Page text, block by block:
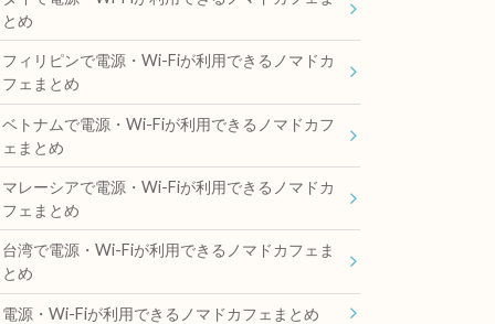
とめ
フィリピンで電源・Wi-Fiが利用できるノマドカ
フェまとめ
ベトナムで電源・Wi-Fiが利用できるノマドカフ
ェまとめ
マレーシアで電源・Wi-Fiが利用できるノマドカ
フェまとめ
台湾で電源・Wi-Fiが利用できるノマドカフェま
とめ
電源・Wi-Fiが利用できるノマドカフェまとめ